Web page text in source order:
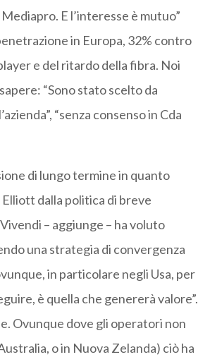
E l’interesse è mutuo”
in Europa, 32% contro
e del ritardo della fibra. Noi
“Sono stato scelto da
“senza consenso in Cda
di lungo termine in quanto
dalla politica di breve
– aggiunge – ha voluto
una strategia di convergenza
in particolare negli Usa, per
è quella che genererà valore”.
Ovunque dove gli operatori non
o in Nuova Zelanda) ciò ha